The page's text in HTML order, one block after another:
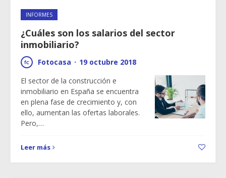
INFORMES
¿Cuáles son los salarios del sector
inmobiliario?
Fotocasa · 19 octubre 2018
El sector de la construcción e
inmobiliario en España se encuentra
en plena fase de crecimiento y, con
ello, aumentan las ofertas laborales.
Pero,…
Leer más